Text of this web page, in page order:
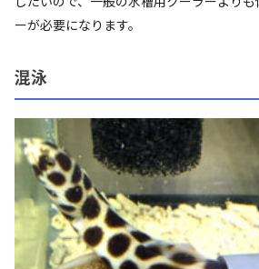
ーが必要になります。
混泳